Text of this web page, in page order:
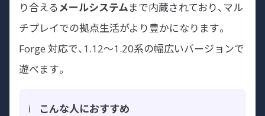
り合えるメールシステムまで内蔵されており、マル
チプレイでの拠点生活がより豊かになります。
Forge 対応で、1.12〜1.20系の幅広いバージョンで
遊べます。
こんな人におすすめ